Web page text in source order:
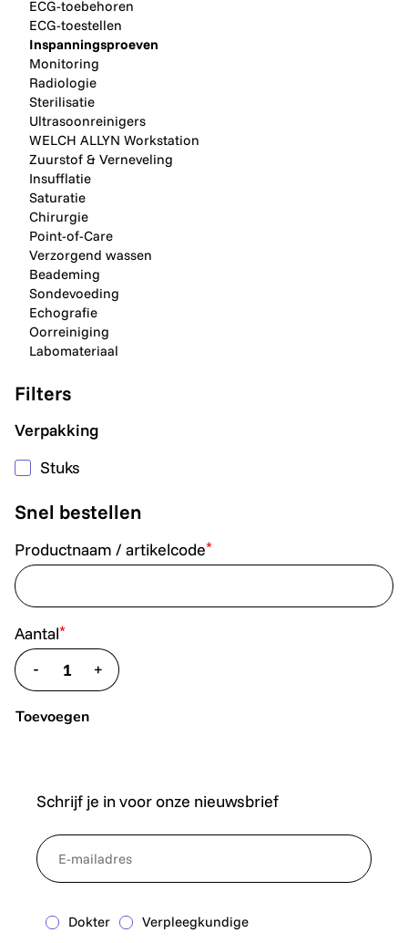
ECG-toebehoren
ECG-toestellen
Inspanningsproeven
Monitoring
Radiologie
Sterilisatie
Ultrasoonreinigers
WELCH ALLYN Workstation
Zuurstof & Verneveling
Insufflatie
Saturatie
Chirurgie
Point-of-Care
Verzorgend wassen
Beademing
Sondevoeding
Echografie
Oorreiniging
Labomateriaal
Filters
Verpakking
Stuks
Snel bestellen
Productnaam / artikelcode*
Aantal*
- translate.decrease
+translate.increase
Toevoegen
Schrijf je in voor onze nieuwsbrief
NewsletterEmail
Dokter Verpleegkundige